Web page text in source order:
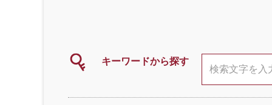
キーワードから探す